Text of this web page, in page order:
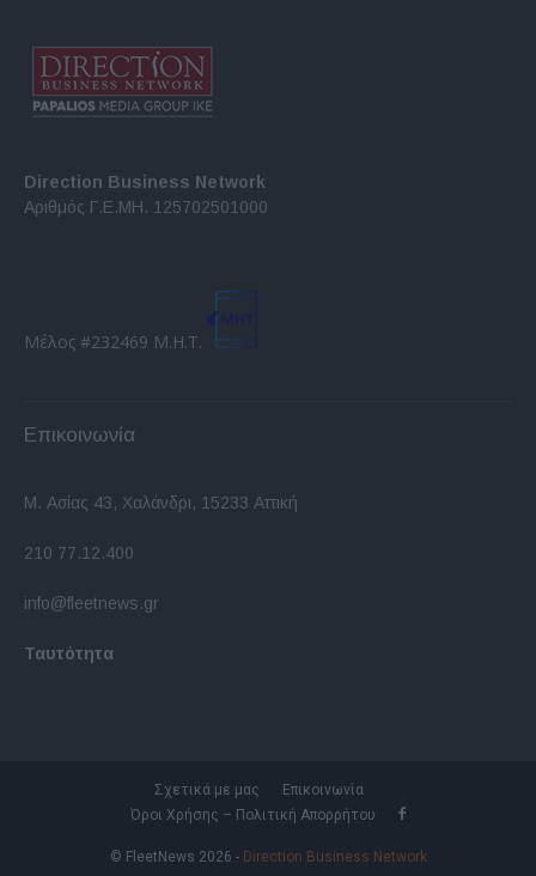
Direction Business Network
Αριθμός Γ.Ε.ΜΗ. 125702501000
Μέλος #232469 Μ.Η.Τ.
Επικοινωνία
Μ. Ασίας 43, Χαλάνδρι, 15233 Αττική
210 77.12.400
info@fleetnews.gr
Ταυτότητα
Σχετικά με μας
Επικοινωνία
Όροι Χρήσης – Πολιτική Απορρήτου
© FleetNews 2026 - Direction Business Network